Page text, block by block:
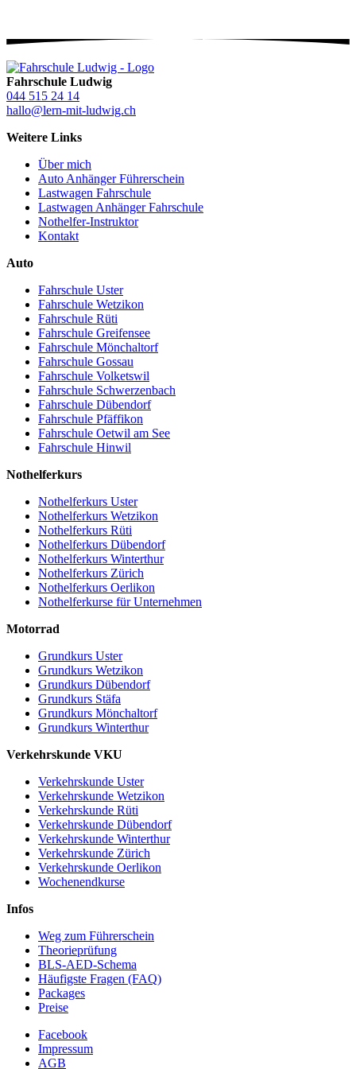
Fahrschule Ludwig
044 515 24 14
hallo@lern-mit-ludwig.ch
Weitere Links
Über mich
Auto Anhänger Führerschein
Lastwagen Fahrschule
Lastwagen Anhänger Fahrschule
Nothelfer-Instruktor
Kontakt
Auto
Fahrschule Uster
Fahrschule Wetzikon
Fahrschule Rüti
Fahrschule Greifensee
Fahrschule Mönchaltorf
Fahrschule Gossau
Fahrschule Volketswil
Fahrschule Schwerzenbach
Fahrschule Dübendorf
Fahrschule Pfäffikon
Fahrschule Oetwil am See
Fahrschule Hinwil
Nothelferkurs
Nothelferkurs Uster
Nothelferkurs Wetzikon
Nothelferkurs Rüti
Nothelferkurs Dübendorf
Nothelferkurs Winterthur
Nothelferkurs Zürich
Nothelferkurs Oerlikon
Nothelferkurse für Unternehmen
Motorrad
Grundkurs Uster
Grundkurs Wetzikon
Grundkurs Dübendorf
Grundkurs Stäfa
Grundkurs Mönchaltorf
Grundkurs Winterthur
Verkehrskunde VKU
Verkehrskunde Uster
Verkehrskunde Wetzikon
Verkehrskunde Rüti
Verkehrskunde Dübendorf
Verkehrskunde Winterthur
Verkehrskunde Zürich
Verkehrskunde Oerlikon
Wochenendkurse
Infos
Weg zum Führerschein
Theorieprüfung
BLS-AED-Schema
Häufigste Fragen (FAQ)
Packages
Preise
Facebook
Impressum
AGB